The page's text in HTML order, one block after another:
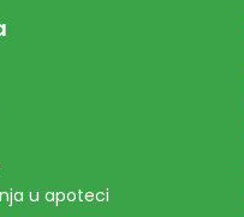
u apoteci